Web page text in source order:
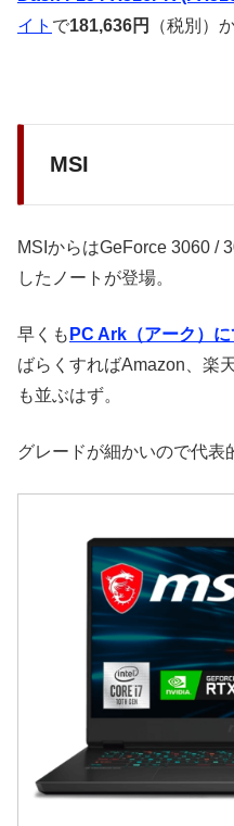
イト で181,636円 （税別）
MSI
MSIからはGeForce 3060 /
したノートが登場。
早くも PC Ark（アーク）
ばらくすればAmazon、楽
も並ぶはず。
グレードが細かいので代表